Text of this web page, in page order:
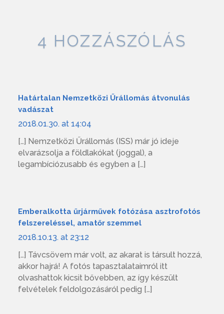
4 HOZZÁSZÓLÁS
Határtalan Nemzetközi Űrállomás átvonulás
vadászat
2018.01.30. at 14:04
[…] Nemzetközi Űrállomás (ISS) már jó ideje
elvarázsolja a földlakókat (joggal), a
legambíciózusabb és egyben a […]
Emberalkotta űrjárművek fotózása asztrofotós
felszereléssel, amatőr szemmel
2018.10.13. at 23:12
[…] Távcsövem már volt, az akarat is társult hozzá,
akkor hajrá! A fotós tapasztalataimról itt
olvashattok kicsit bővebben, az így készült
felvételek feldolgozásáról pedig […]